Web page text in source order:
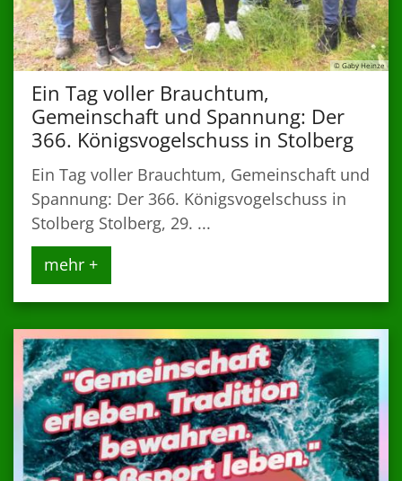
© Gaby Heinze
Ein Tag voller Brauchtum,
Gemeinschaft und Spannung: Der
366. Königsvogelschuss in Stolberg
Ein Tag voller Brauchtum, Gemeinschaft und
Spannung: Der 366. Königsvogelschuss in
Stolberg Stolberg, 29. ...
mehr +